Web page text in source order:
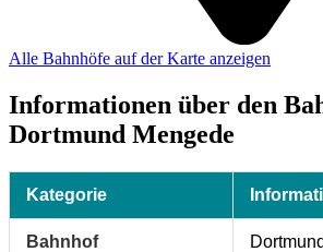
Alle Bahnhöfe auf der Karte anzeigen
Informationen über den
Dortmund Mengede
Kategorie
Bahnhof